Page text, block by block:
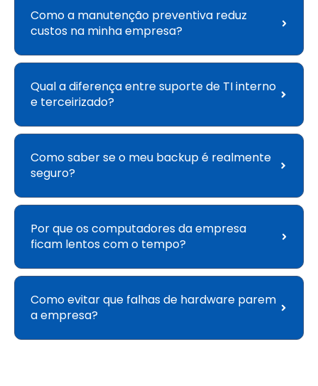
Como a manutenção preventiva reduz
custos na minha empresa?
Qual a diferença entre suporte de TI interno
e terceirizado?
Como saber se o meu backup é realmente
seguro?
Por que os computadores da empresa
ficam lentos com o tempo?
Como evitar que falhas de hardware parem
a empresa?